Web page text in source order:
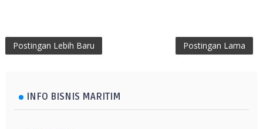
Postingan Lebih Baru Postingan Lama
INFO BISNIS MARITIM